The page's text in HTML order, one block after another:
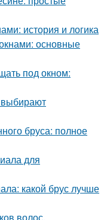
история и логика
основные
под окном:
бруса: полное
для
какой брус лучше
волос.